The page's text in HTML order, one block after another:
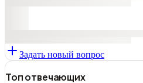
Задать новый вопрос
Топ отвечающих